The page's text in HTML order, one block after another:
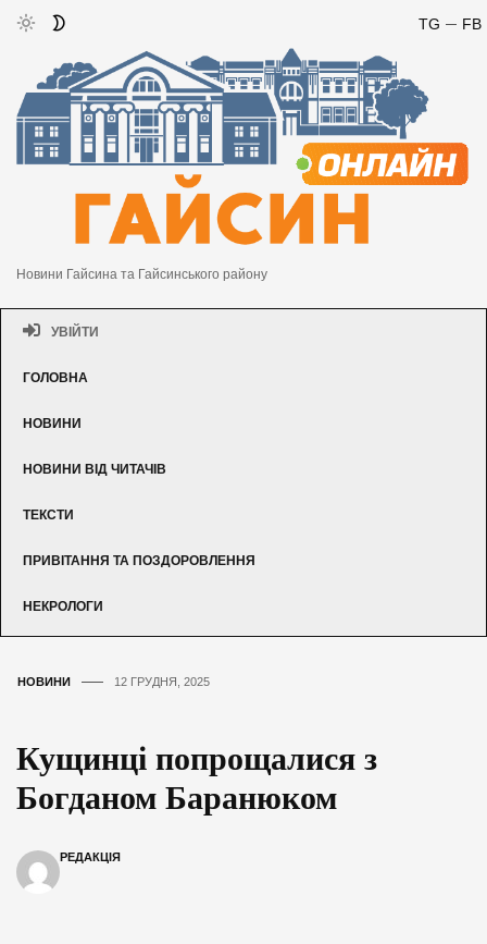
FB
TG
Новини Гайсина та Гайсинського району
УВІЙТИ
ГОЛОВНА
НОВИНИ
НОВИНИ ВІД ЧИТАЧІВ
ТЕКСТИ
ПРИВІТАННЯ ТА ПОЗДОРОВЛЕННЯ
НЕКРОЛОГИ
НОВИНИ 12 ГРУДНЯ, 2025
Кущинці попрощалися з
Богданом Баранюком
РЕДАКЦІЯ